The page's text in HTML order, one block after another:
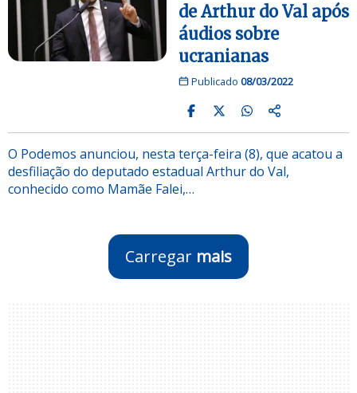
de Arthur do Val após
áudios sobre
ucranianas
Publicado 08/03/2022
O Podemos anunciou, nesta terça-feira (8), que acatou a
desfiliação do deputado estadual Arthur do Val,
conhecido como Mamãe Falei,…
Carregar mais